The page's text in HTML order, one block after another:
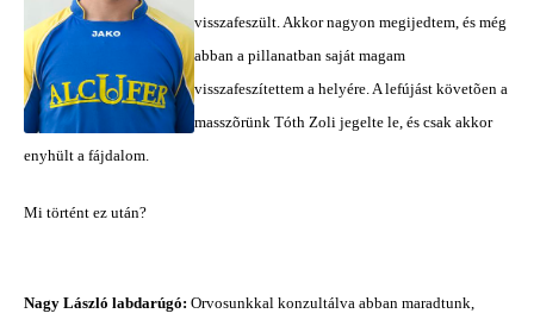
visszafeszült. Akkor nagyon megijedtem, és még
abban a pillanatban saját magam
visszafeszítettem a helyére. A lefújást követõen a
masszõrünk Tóth Zoli jegelte le, és csak akkor
enyhült a fájdalom.
Mi történt ez után?
Nagy László labdarúgó: Orvosunkkal konzultálva abban maradtunk,